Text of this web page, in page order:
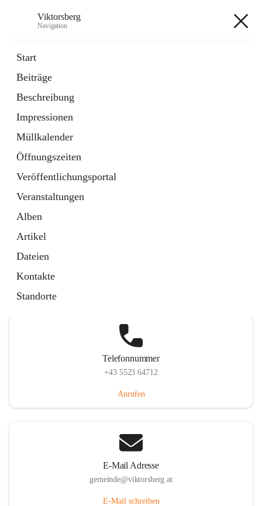
Viktorsberg
Navigation
Start
Beiträge
Beschreibung
Impressionen
Müllkalender
Öffnungszeiten
Veröffentlichungsportal
Veranstaltungen
Alben
Artikel
Dateien
Kontakte
Standorte
1 Schnellzugriff
Bürgerservice
10 Schnellzugriffe
Telefonnummer
+43 5523 64712
Anrufen
E-Mail Adresse
gemeinde@viktorsberg.at
E-Mail schreiben